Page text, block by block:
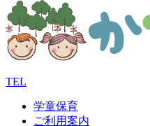
TEL
学童保育
ご利用案内